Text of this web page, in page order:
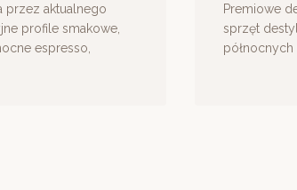
przez aktualnego
profile smakowe,
espresso,
Premiowe
sprzęt
północnych